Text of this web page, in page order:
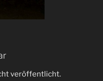
veröffentlicht.